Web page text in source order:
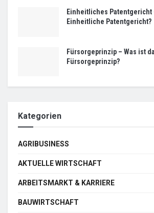
Einheitliches Patentgericht
Einheitliche Patentgericht?
Fürsorgeprinzip – Was ist
Fürsorgeprinzip?
Kategorien
AGRIBUSINESS
AKTUELLE WIRTSCHAFT
ARBEITSMARKT & KARRIERE
BAUWIRTSCHAFT